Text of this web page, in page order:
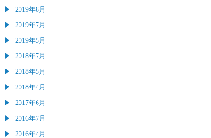
2019年8月
2019年7月
2019年5月
2018年7月
2018年5月
2018年4月
2017年6月
2016年7月
2016年4月